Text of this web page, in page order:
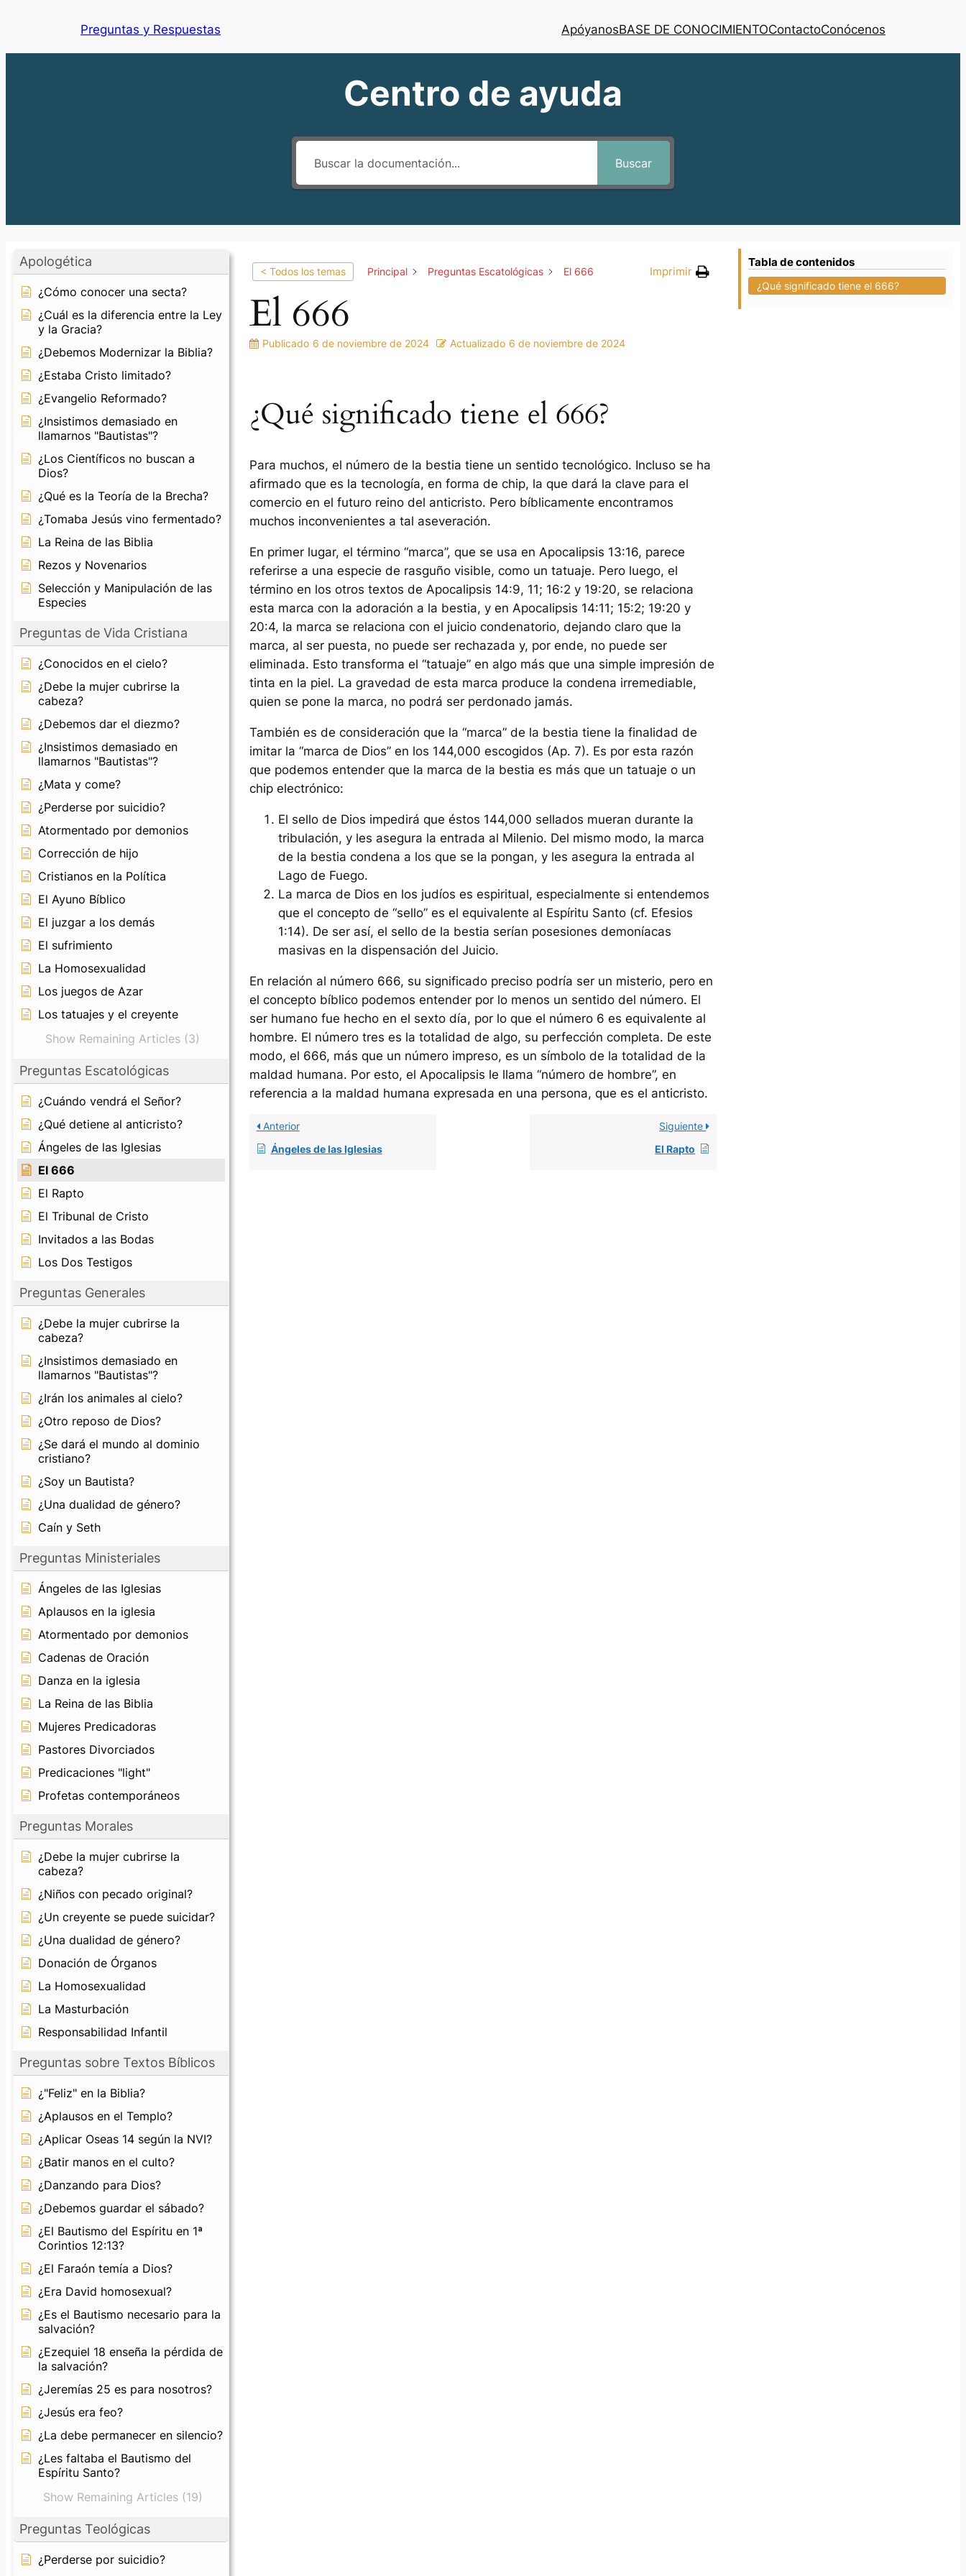
Preguntas y Respuestas ApóyanosBASE DE CONOCIMIENTOContactoConócenos
Centro de ayuda
Buscar
Apologética
¿Cómo conocer una secta?
¿Cuál es la diferencia entre la Ley
y la Gracia?
¿Debemos Modernizar la Biblia?
¿Estaba Cristo limitado?
¿Evangelio Reformado?
¿Insistimos demasiado en
llamarnos "Bautistas"?
¿Los Científicos no buscan a
Dios?
¿Qué es la Teoría de la Brecha?
¿Tomaba Jesús vino fermentado?
La Reina de las Biblia
Rezos y Novenarios
Selección y Manipulación de las
Especies
Preguntas de Vida Cristiana
¿Conocidos en el cielo?
¿Debe la mujer cubrirse la
cabeza?
¿Debemos dar el diezmo?
¿Insistimos demasiado en
llamarnos "Bautistas"?
¿Mata y come?
¿Perderse por suicidio?
Atormentado por demonios
Corrección de hijo
Cristianos en la Política
El Ayuno Bíblico
El juzgar a los demás
El sufrimiento
La Homosexualidad
Los juegos de Azar
Los tatuajes y el creyente
Show Remaining Articles (3)
Preguntas Escatológicas
¿Cuándo vendrá el Señor?
¿Qué detiene al anticristo?
Ángeles de las Iglesias
El 666
El Rapto
El Tribunal de Cristo
Invitados a las Bodas
Los Dos Testigos
Preguntas Generales
¿Debe la mujer cubrirse la
cabeza?
¿Insistimos demasiado en
llamarnos "Bautistas"?
¿Irán los animales al cielo?
¿Otro reposo de Dios?
¿Se dará el mundo al dominio
cristiano?
¿Soy un Bautista?
¿Una dualidad de género?
Caín y Seth
Preguntas Ministeriales
Ángeles de las Iglesias
Aplausos en la iglesia
Atormentado por demonios
Cadenas de Oración
Danza en la iglesia
La Reina de las Biblia
Mujeres Predicadoras
Pastores Divorciados
Predicaciones "light"
Profetas contemporáneos
Preguntas Morales
¿Debe la mujer cubrirse la
cabeza?
¿Niños con pecado original?
¿Un creyente se puede suicidar?
¿Una dualidad de género?
Donación de Órganos
La Homosexualidad
La Masturbación
Responsabilidad Infantil
Preguntas sobre Textos Bíblicos
¿"Feliz" en la Biblia?
¿Aplausos en el Templo?
¿Aplicar Oseas 14 según la NVI?
¿Batir manos en el culto?
¿Danzando para Dios?
¿Debemos guardar el sábado?
¿El Bautismo del Espíritu en 1ª
Corintios 12:13?
¿El Faraón temía a Dios?
¿Era David homosexual?
¿Es el Bautismo necesario para la
salvación?
¿Ezequiel 18 enseña la pérdida de
la salvación?
¿Jeremías 25 es para nosotros?
¿Jesús era feo?
¿La debe permanecer en silencio?
¿Les faltaba el Bautismo del
Espíritu Santo?
Show Remaining Articles (19)
Preguntas Teológicas
¿Perderse por suicidio?
< Todos los temas Principal Preguntas Escatológicas El 666 Imprimir
El 666
Publicado 6 de noviembre de 2024 Actualizado 6 de noviembre de 2024
¿Qué significado tiene el 666?
Para muchos, el número de la bestia tiene un sentido tecnológico. Incluso se ha
afirmado que es la tecnología, en forma de chip, la que dará la clave para el
comercio en el futuro reino del anticristo. Pero bíblicamente encontramos
muchos inconvenientes a tal aseveración.
En primer lugar, el término “marca”, que se usa en Apocalipsis 13:16, parece
referirse a una especie de rasguño visible, como un tatuaje. Pero luego, el
término en los otros textos de Apocalipsis 14:9, 11; 16:2 y 19:20, se relaciona
esta marca con la adoración a la bestia, y en Apocalipsis 14:11; 15:2; 19:20 y
20:4, la marca se relaciona con el juicio condenatorio, dejando claro que la
marca, al ser puesta, no puede ser rechazada y, por ende, no puede ser
eliminada. Esto transforma el “tatuaje” en algo más que una simple impresión de
tinta en la piel. La gravedad de esta marca produce la condena irremediable,
quien se pone la marca, no podrá ser perdonado jamás.
También es de consideración que la “marca” de la bestia tiene la finalidad de
imitar la “marca de Dios” en los 144,000 escogidos (Ap. 7). Es por esta razón
que podemos entender que la marca de la bestia es más que un tatuaje o un
chip electrónico:
El sello de Dios impedirá que éstos 144,000 sellados mueran durante la
tribulación, y les asegura la entrada al Milenio. Del mismo modo, la marca
de la bestia condena a los que se la pongan, y les asegura la entrada al
Lago de Fuego.
La marca de Dios en los judíos es espiritual, especialmente si entendemos
que el concepto de “sello” es el equivalente al Espíritu Santo (cf. Efesios
1:14). De ser así, el sello de la bestia serían posesiones demoníacas
masivas en la dispensación del Juicio.
En relación al número 666, su significado preciso podría ser un misterio, pero en
el concepto bíblico podemos entender por lo menos un sentido del número. El
ser humano fue hecho en el sexto día, por lo que el número 6 es equivalente al
hombre. El número tres es la totalidad de algo, su perfección completa. De este
modo, el 666, más que un número impreso, es un símbolo de la totalidad de la
maldad humana. Por esto, el Apocalipsis le llama “número de hombre”, en
referencia a la maldad humana expresada en una persona, que es el anticristo.
Anterior
Ángeles de las Iglesias
Siguiente
El Rapto
Tabla de contenidos
¿Qué significado tiene el 666?